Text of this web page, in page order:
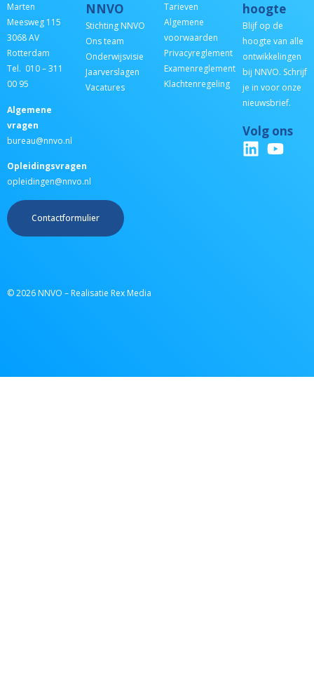
Marten
Meesweg 115
3068 AV
Rotterdam
Tel. 010 – 311
00 95
Algemene
vragen
bureau@nnvo.nl
Opleidingsvragen
opleidingen@nnvo.nl
Contactformulier
NNVO
Stichting NNVO
Ons team
Onderwijsvisie
Jaarverslagen
Vacatures
Tarieven
Algemene
voorwaarden
Privacyreglement
Examenreglement
Klachtenregeling
hoogte
Blijf op de
hoogte van alle
ontwikkelingen
bij NNVO. Schrijf
je in voor onze
nieuwsbrief.
Volg ons
© 2026 NNVO – Realisatie Rex Media